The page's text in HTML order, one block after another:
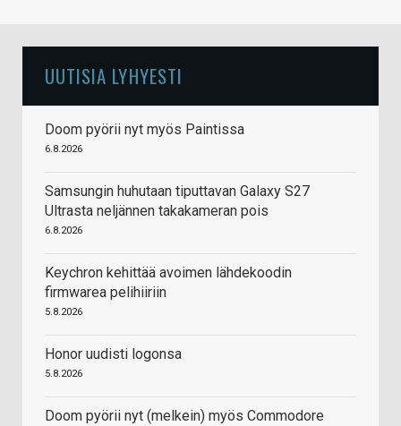
UUTISIA LYHYESTI
Doom pyörii nyt myös Paintissa
6.8.2026
Samsungin huhutaan tiputtavan Galaxy S27
Ultrasta neljännen takakameran pois
6.8.2026
Keychron kehittää avoimen lähdekoodin
firmwarea pelihiiriin
5.8.2026
Honor uudisti logonsa
5.8.2026
Doom pyörii nyt (melkein) myös Commodore